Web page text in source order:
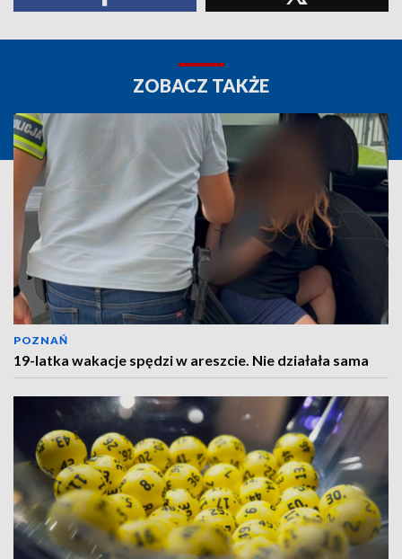
ZOBACZ TAKŻE
POZNAŃ
19-latka wakacje spędzi w areszcie. Nie działała sama